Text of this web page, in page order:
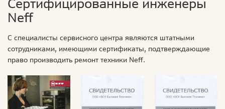
Neff
С специалисты сервисного центра являются штатными
сотрудниками, имеющими сертификаты, подтверждающие
право производить ремонт техники Neff.